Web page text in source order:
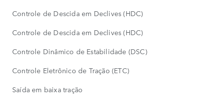
Controle de Descida em Declives (HDC)
Controle de Descida em Declives (HDC)
Controle Dinâmico de Estabilidade (DSC)
Controle Eletrônico de Tração (ETC)
Saída em baixa tração